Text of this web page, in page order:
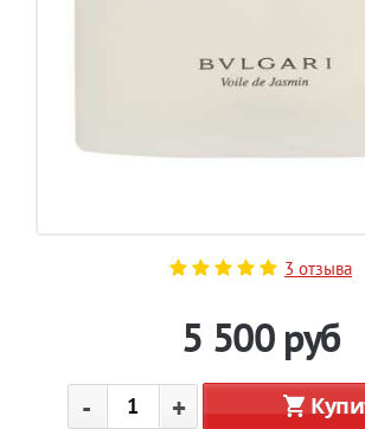
3 отзыва
5 500 руб
- +